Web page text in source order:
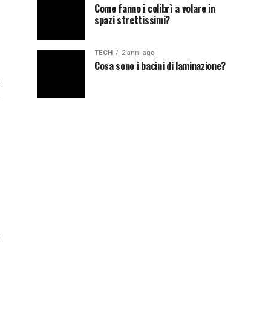
Come fanno i colibrì a volare in
spazi strettissimi?
TECH 2 anni ago
Cosa sono i bacini di laminazione?